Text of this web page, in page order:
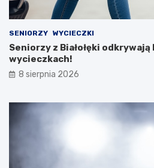
SENIORZY WYCIECZKI
Seniorzy z Białołęki
wycieczkach!
8 sierpnia 2026